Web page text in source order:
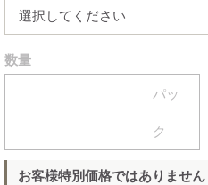
選択してください
数量
パッ
ク
お客様特別価格ではありません